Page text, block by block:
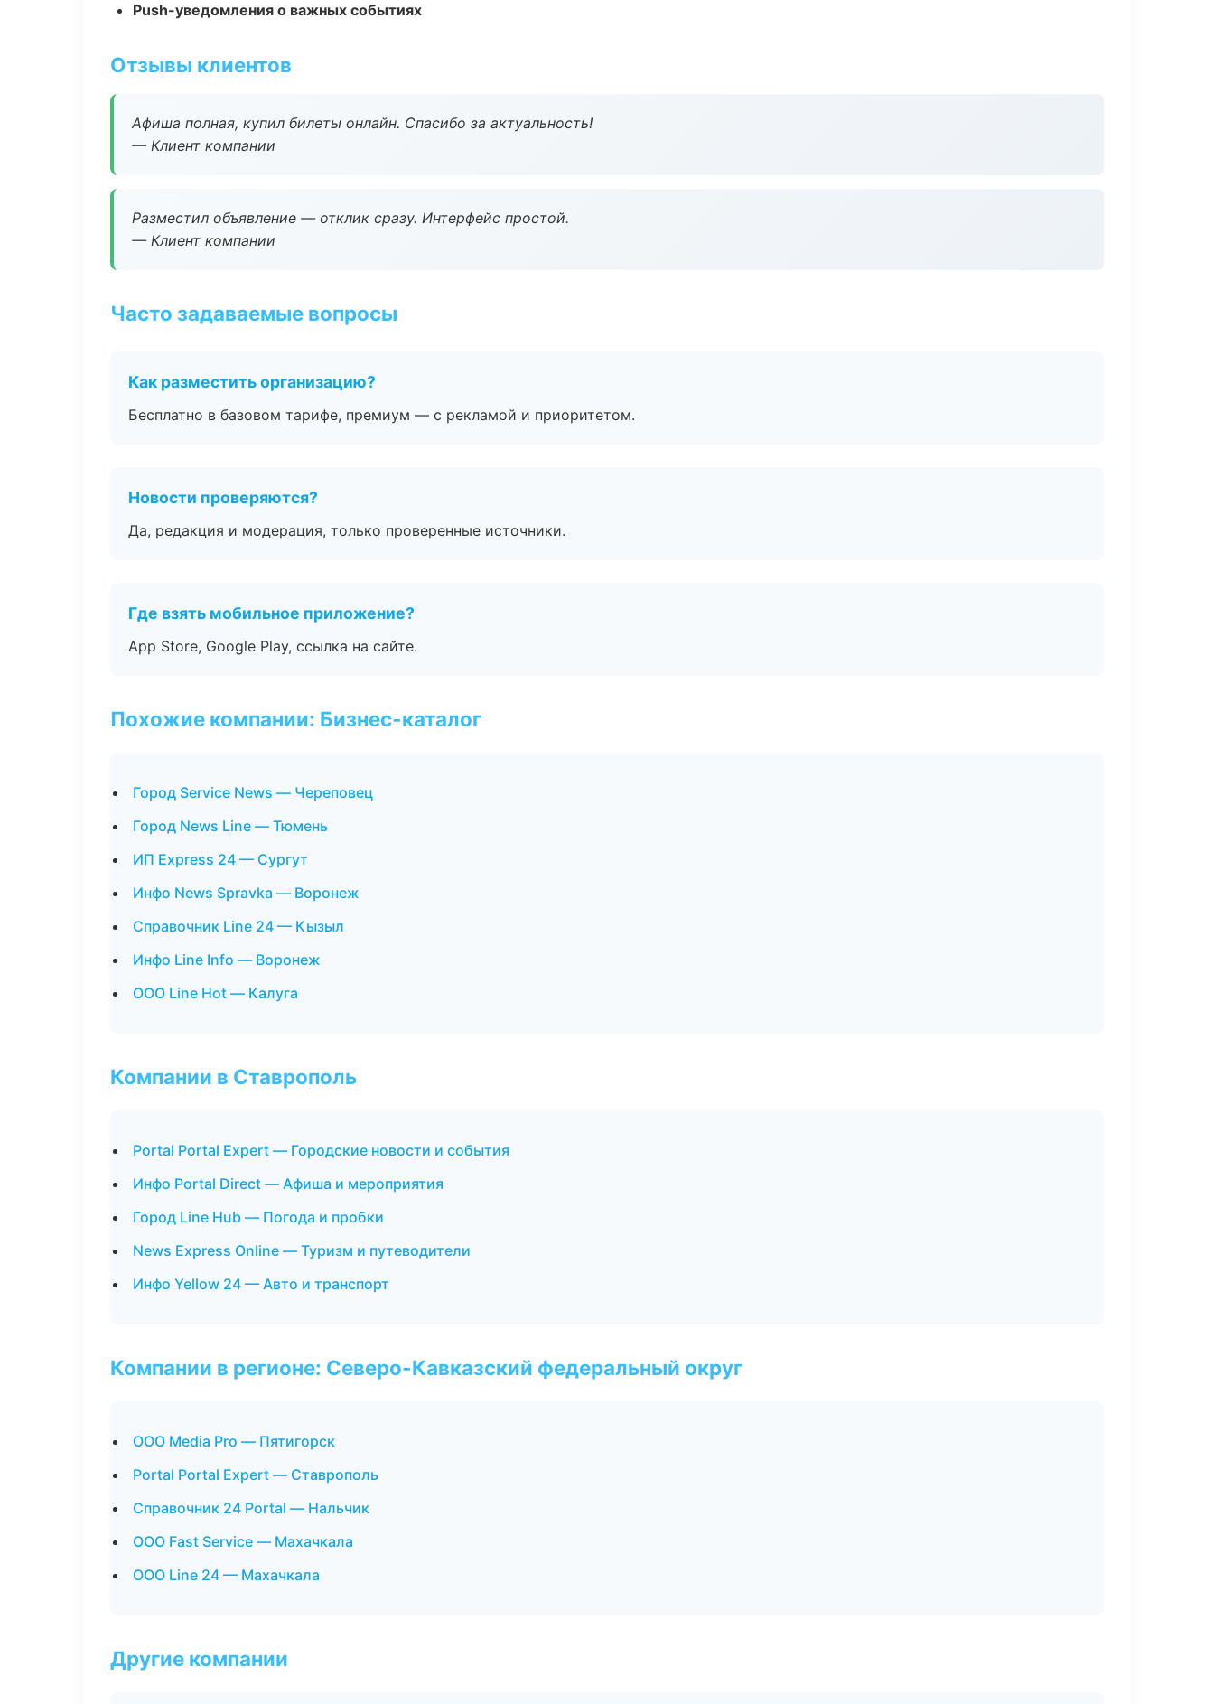
Push-уведомления о важных событиях
Отзывы клиентов
Афиша полная, купил билеты онлайн. Спасибо за актуальность!
— Клиент компании
Разместил объявление — отклик сразу. Интерфейс простой.
— Клиент компании
Часто задаваемые вопросы
Как разместить организацию?
Бесплатно в базовом тарифе, премиум — с рекламой и приоритетом.
Новости проверяются?
Да, редакция и модерация, только проверенные источники.
Где взять мобильное приложение?
App Store, Google Play, ссылка на сайте.
Похожие компании: Бизнес-каталог
Город Service News — Череповец
Город News Line — Тюмень
ИП Express 24 — Сургут
Инфо News Spravka — Воронеж
Справочник Line 24 — Кызыл
Инфо Line Info — Воронеж
ООО Line Hot — Калуга
Компании в Ставрополь
Portal Portal Expert — Городские новости и события
Инфо Portal Direct — Афиша и мероприятия
Город Line Hub — Погода и пробки
News Express Online — Туризм и путеводители
Инфо Yellow 24 — Авто и транспорт
Компании в регионе: Северо-Кавказский федеральный округ
ООО Media Pro — Пятигорск
Portal Portal Expert — Ставрополь
Справочник 24 Portal — Нальчик
ООО Fast Service — Махачкала
ООО Line 24 — Махачкала
Другие компании